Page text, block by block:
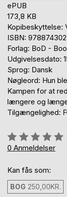
ePUB
173,8 KB
Kopibeskyttelse:
ISBN:
Forlag: BoD -
Udgivelsesdato:
Sprog: Dansk
Nøgleord: Hun
Kampen for at
længere og
Tilgængelighed:
Anmeldelse::
0%
0 Anmeldelser
Kan fås som:
BOG 250,00KR.